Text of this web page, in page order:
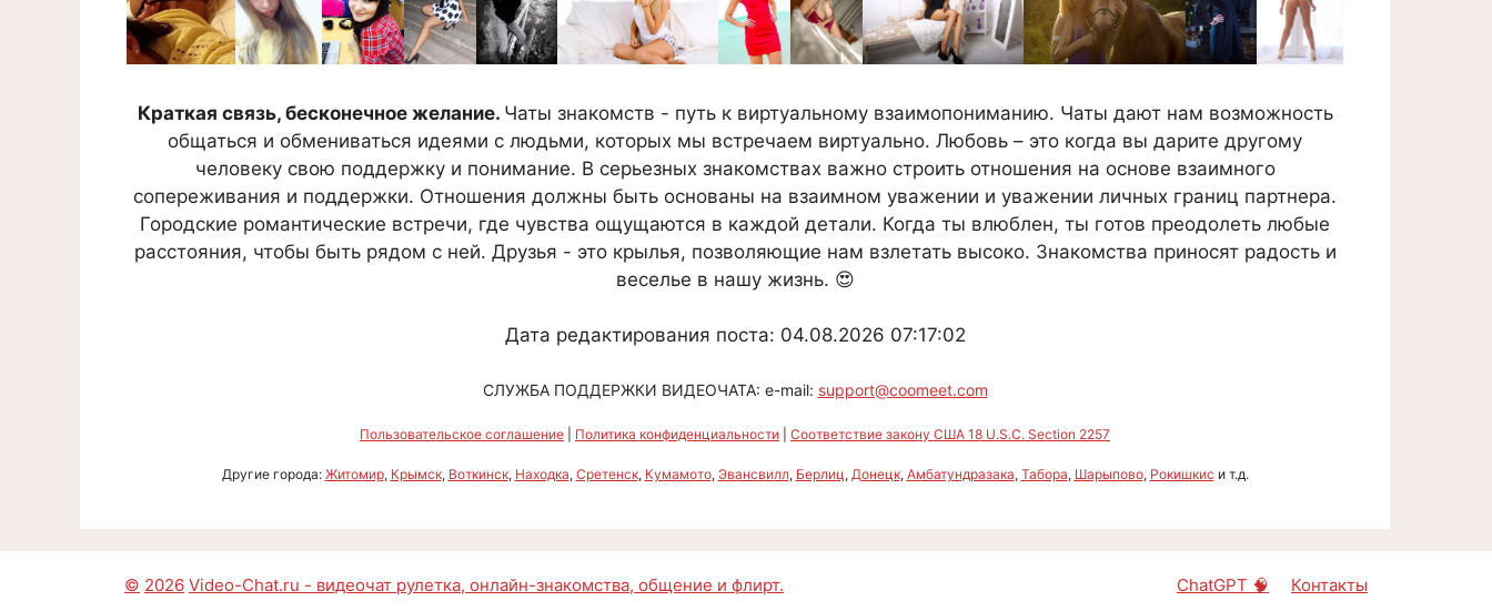
Краткая связь, бесконечное желание. Чаты знакомств - путь к виртуальному взаимопониманию. Чаты дают нам возможность
общаться и обмениваться идеями с людьми, которых мы встречаем виртуально. Любовь – это когда вы дарите другому
человеку свою поддержку и понимание. В серьезных знакомствах важно строить отношения на основе взаимного
сопереживания и поддержки. Отношения должны быть основаны на взаимном уважении и уважении личных границ партнера.
Городские романтические встречи, где чувства ощущаются в каждой детали. Когда ты влюблен, ты готов преодолеть любые
расстояния, чтобы быть рядом с ней. Друзья - это крылья, позволяющие нам взлетать высоко. Знакомства приносят радость и
веселье в нашу жизнь. 😍
Дата редактирования поста: 04.08.2026 07:17:02
СЛУЖБА ПОДДЕРЖКИ ВИДЕОЧАТА: e-mail: support@coomeet.com
Пользовательское соглашение Политика конфиденциальности Соответствие закону США 18 U.S.C. Section 2257
Другие города: Житомир, Крымск, Воткинск, Находка, Сретенск, Кумамото, Эвансвилл, Берлиц , Донецк, Амбатундразака, Табора, Шарыпово, Рокишкис и т.д.
ChatGPT 🧠 Контакты
© 2026 Video-Chat.ru - видеочат рулетка, онлайн-знакомства, общение и флирт.